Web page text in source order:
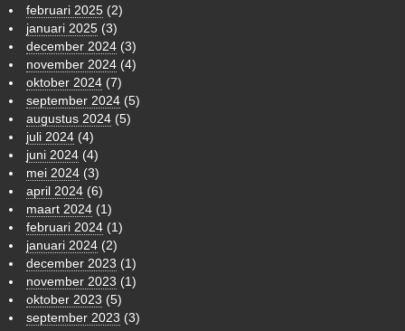
februari 2025 (2)
januari 2025 (3)
december 2024 (3)
november 2024 (4)
oktober 2024 (7)
september 2024 (5)
augustus 2024 (5)
juli 2024 (4)
juni 2024 (4)
mei 2024 (3)
april 2024 (6)
maart 2024 (1)
februari 2024 (1)
januari 2024 (2)
december 2023 (1)
november 2023 (1)
oktober 2023 (5)
september 2023 (3)